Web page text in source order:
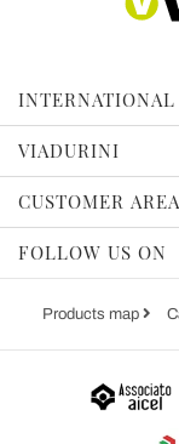
VIADURINI
CUSTOMER AREA
FOLLOW US ON
Products map